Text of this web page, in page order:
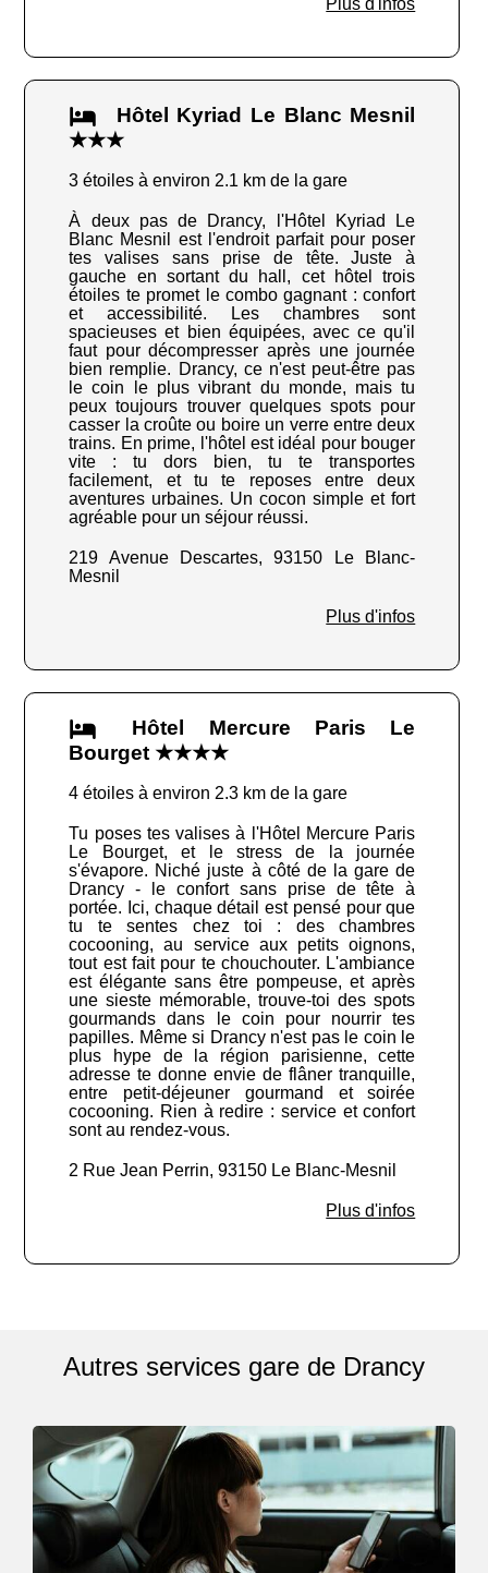
Plus d'infos
Hôtel Kyriad Le Blanc Mesnil
★★★
3 étoiles à environ 2.1 km de la gare
À deux pas de Drancy, l'Hôtel Kyriad Le
Blanc Mesnil est l'endroit parfait pour poser
tes valises sans prise de tête. Juste à
gauche en sortant du hall, cet hôtel trois
étoiles te promet le combo gagnant : confort
et accessibilité. Les chambres sont
spacieuses et bien équipées, avec ce qu'il
faut pour décompresser après une journée
bien remplie. Drancy, ce n'est peut-être pas
le coin le plus vibrant du monde, mais tu
peux toujours trouver quelques spots pour
casser la croûte ou boire un verre entre deux
trains. En prime, l'hôtel est idéal pour bouger
vite : tu dors bien, tu te transportes
facilement, et tu te reposes entre deux
aventures urbaines. Un cocon simple et fort
agréable pour un séjour réussi.
219 Avenue Descartes, 93150 Le Blanc-
Mesnil
Plus d'infos
Hôtel Mercure Paris Le
Bourget ★★★★
4 étoiles à environ 2.3 km de la gare
Tu poses tes valises à l'Hôtel Mercure Paris
Le Bourget, et le stress de la journée
s'évapore. Niché juste à côté de la gare de
Drancy - le confort sans prise de tête à
portée. Ici, chaque détail est pensé pour que
tu te sentes chez toi : des chambres
cocooning, au service aux petits oignons,
tout est fait pour te chouchouter. L'ambiance
est élégante sans être pompeuse, et après
une sieste mémorable, trouve-toi des spots
gourmands dans le coin pour nourrir tes
papilles. Même si Drancy n'est pas le coin le
plus hype de la région parisienne, cette
adresse te donne envie de flâner tranquille,
entre petit-déjeuner gourmand et soirée
cocooning. Rien à redire : service et confort
sont au rendez-vous.
2 Rue Jean Perrin, 93150 Le Blanc-Mesnil
Plus d'infos
Autres services gare de Drancy